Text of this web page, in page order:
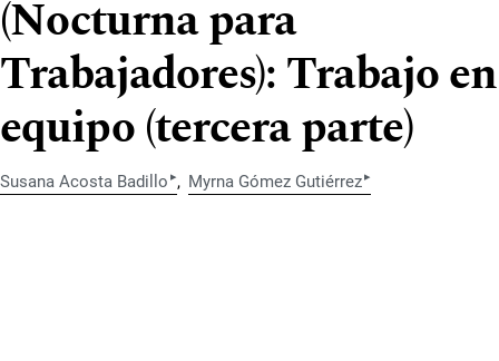
(Nocturna para
Trabajadores): Trabajo en
equipo (tercera parte)
Susana Acosta Badillo ▸ Myrna Gómez Gutiérrez▸